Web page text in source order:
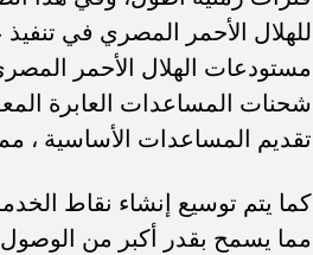
للهلال الأحمر المصري في
مستودعات الهلال الأحمر
شحنات المساعدات العابرة
تقديم المساعدات الأساسية ،
كما يتم توسيع إنشاء نقاط
مما يسمح بقدر أكبر من الوصول